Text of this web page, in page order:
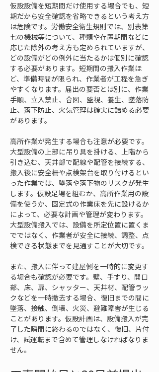
仮設設備を短期間だけ使用する場合でも、短
期だから安全確認を省略できるという考え方
は危険です。労働安全衛生規則では、別表第
七の機械等について、種類や存置期間などに
応じた除外の考え方も定められていますが、
どの設備がどの例外に当たるかは個別に確認
する必要があります。短期間の搬入作業ほ
ど、準備時間が限られ、作業者が工程を急ぎ
やすくなります。届出の要否とは別に、作業
手順、立入禁止、合図、監視、養生、墜落防
止、落下防止、火気管理は確実に詰める必要
があります。
高所作業が発生する場合も注意が必要です。
大型設備の上部に吊り具を掛ける、上階から
引き込む、天井部で配線や配管を接続する、
搬入後に安全柵や点検架台を取り付けるとい
った作業では、墜落や落下物のリスクが発生
します。仮設足場を組むか、高所作業用の設
備を使うか、固定式の作業床を先に設けるか
によって、必要な計画や管理が変わります。
大型設備搬入では、設備を所定位置に置くま
でではなく、作業者が安全に接続、調整、点
検できる状態までを見通すことが大切です。
また、搬入に伴って建屋側を一時的に変更す
る場合も確認が必要です。壁、手すり、開口
部、床、扉、シャッター、天井材、配管ラッ
クなどを一時撤去する場合、復旧までの間に
墜落、接触、倒壊、火災、避難障害が生じる
ことがあります。仮設計画は、設備搬入が完
了した瞬間に終わるのではなく、復旧、片付
け、試運転まで含めて管理しなければなりま
せん。